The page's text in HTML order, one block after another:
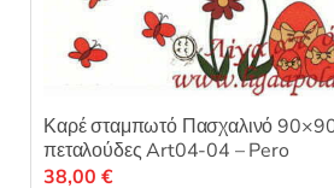
Καρέ σταμπωτό Πασχαλινό
πεταλούδες Art04-04 – Pero
38,00 €